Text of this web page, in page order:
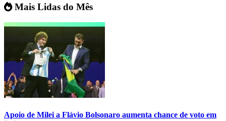
Mais Lidas do Mês
Apoio de Milei a Flávio Bolsonaro aumenta chance de voto em